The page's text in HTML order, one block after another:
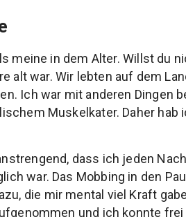
meine in dem Alter. Willst du
alt war. Wir lebten auf dem
Ich war mit anderen Dingen
Muskelkater. Daher
dass ich jeden
war. Das Mobbing in den
die mir mental viel Kraft
und ich konnte